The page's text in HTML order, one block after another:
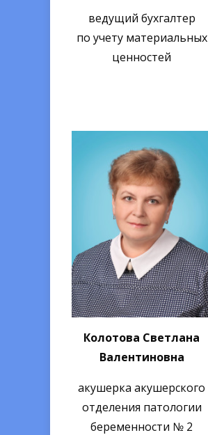
ведущий бухгалтер
по учету материальных
ценностей
Колотова Светлана
Валентиновна
акушерка акушерского
отделения патологии
беременности № 2